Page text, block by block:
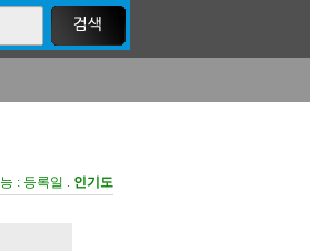
학
: 등록일 . 인기도